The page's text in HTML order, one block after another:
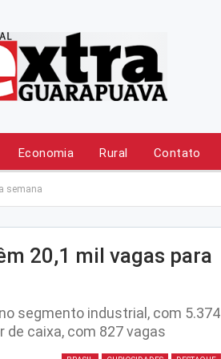
Economia Rural Contato
semana
20,1 mil vagas para
segmento industrial, com 5.374
de caixa, com 827 vagas